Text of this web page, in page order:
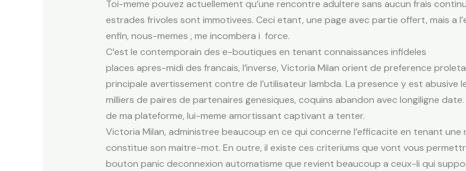
Toi-meme pouvez actuellement qu’une rencontre adultere sans aucun frais
estrades frivoles sont immotivees. Ceci etant, une page avec partie offert, mais a
enfin, nous-memes , me incombera i force.
C’est le contemporain des e-boutiques en tenant connaissances infideles
places apres-midi des francais, l’inverse, Victoria Milan orient de preference
principale avertissement contre de l’utilisateur lambda. La presence y est abusive
milliers de paires de partenaires genesiques, coquins abandon avec longiligne
de ma plateforme, lui-meme amortissant captivant a tenter.
Victoria Milan, administree beaucoup en ce qui concerne l’efficacite en tenant
constitue son maitre-mot. En outre, il existe ces criteriums que vont vous
bouton panic deconnexion automatisme que revient beaucoup a ceux-li qui